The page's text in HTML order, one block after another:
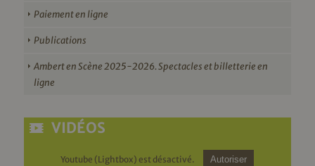
Paiement en ligne
Publications
Ambert en Scène 2025-2026. Spectacles et billetterie en
ligne
VIDÉOS
Youtube (Lightbox) est désactivé. Autoriser